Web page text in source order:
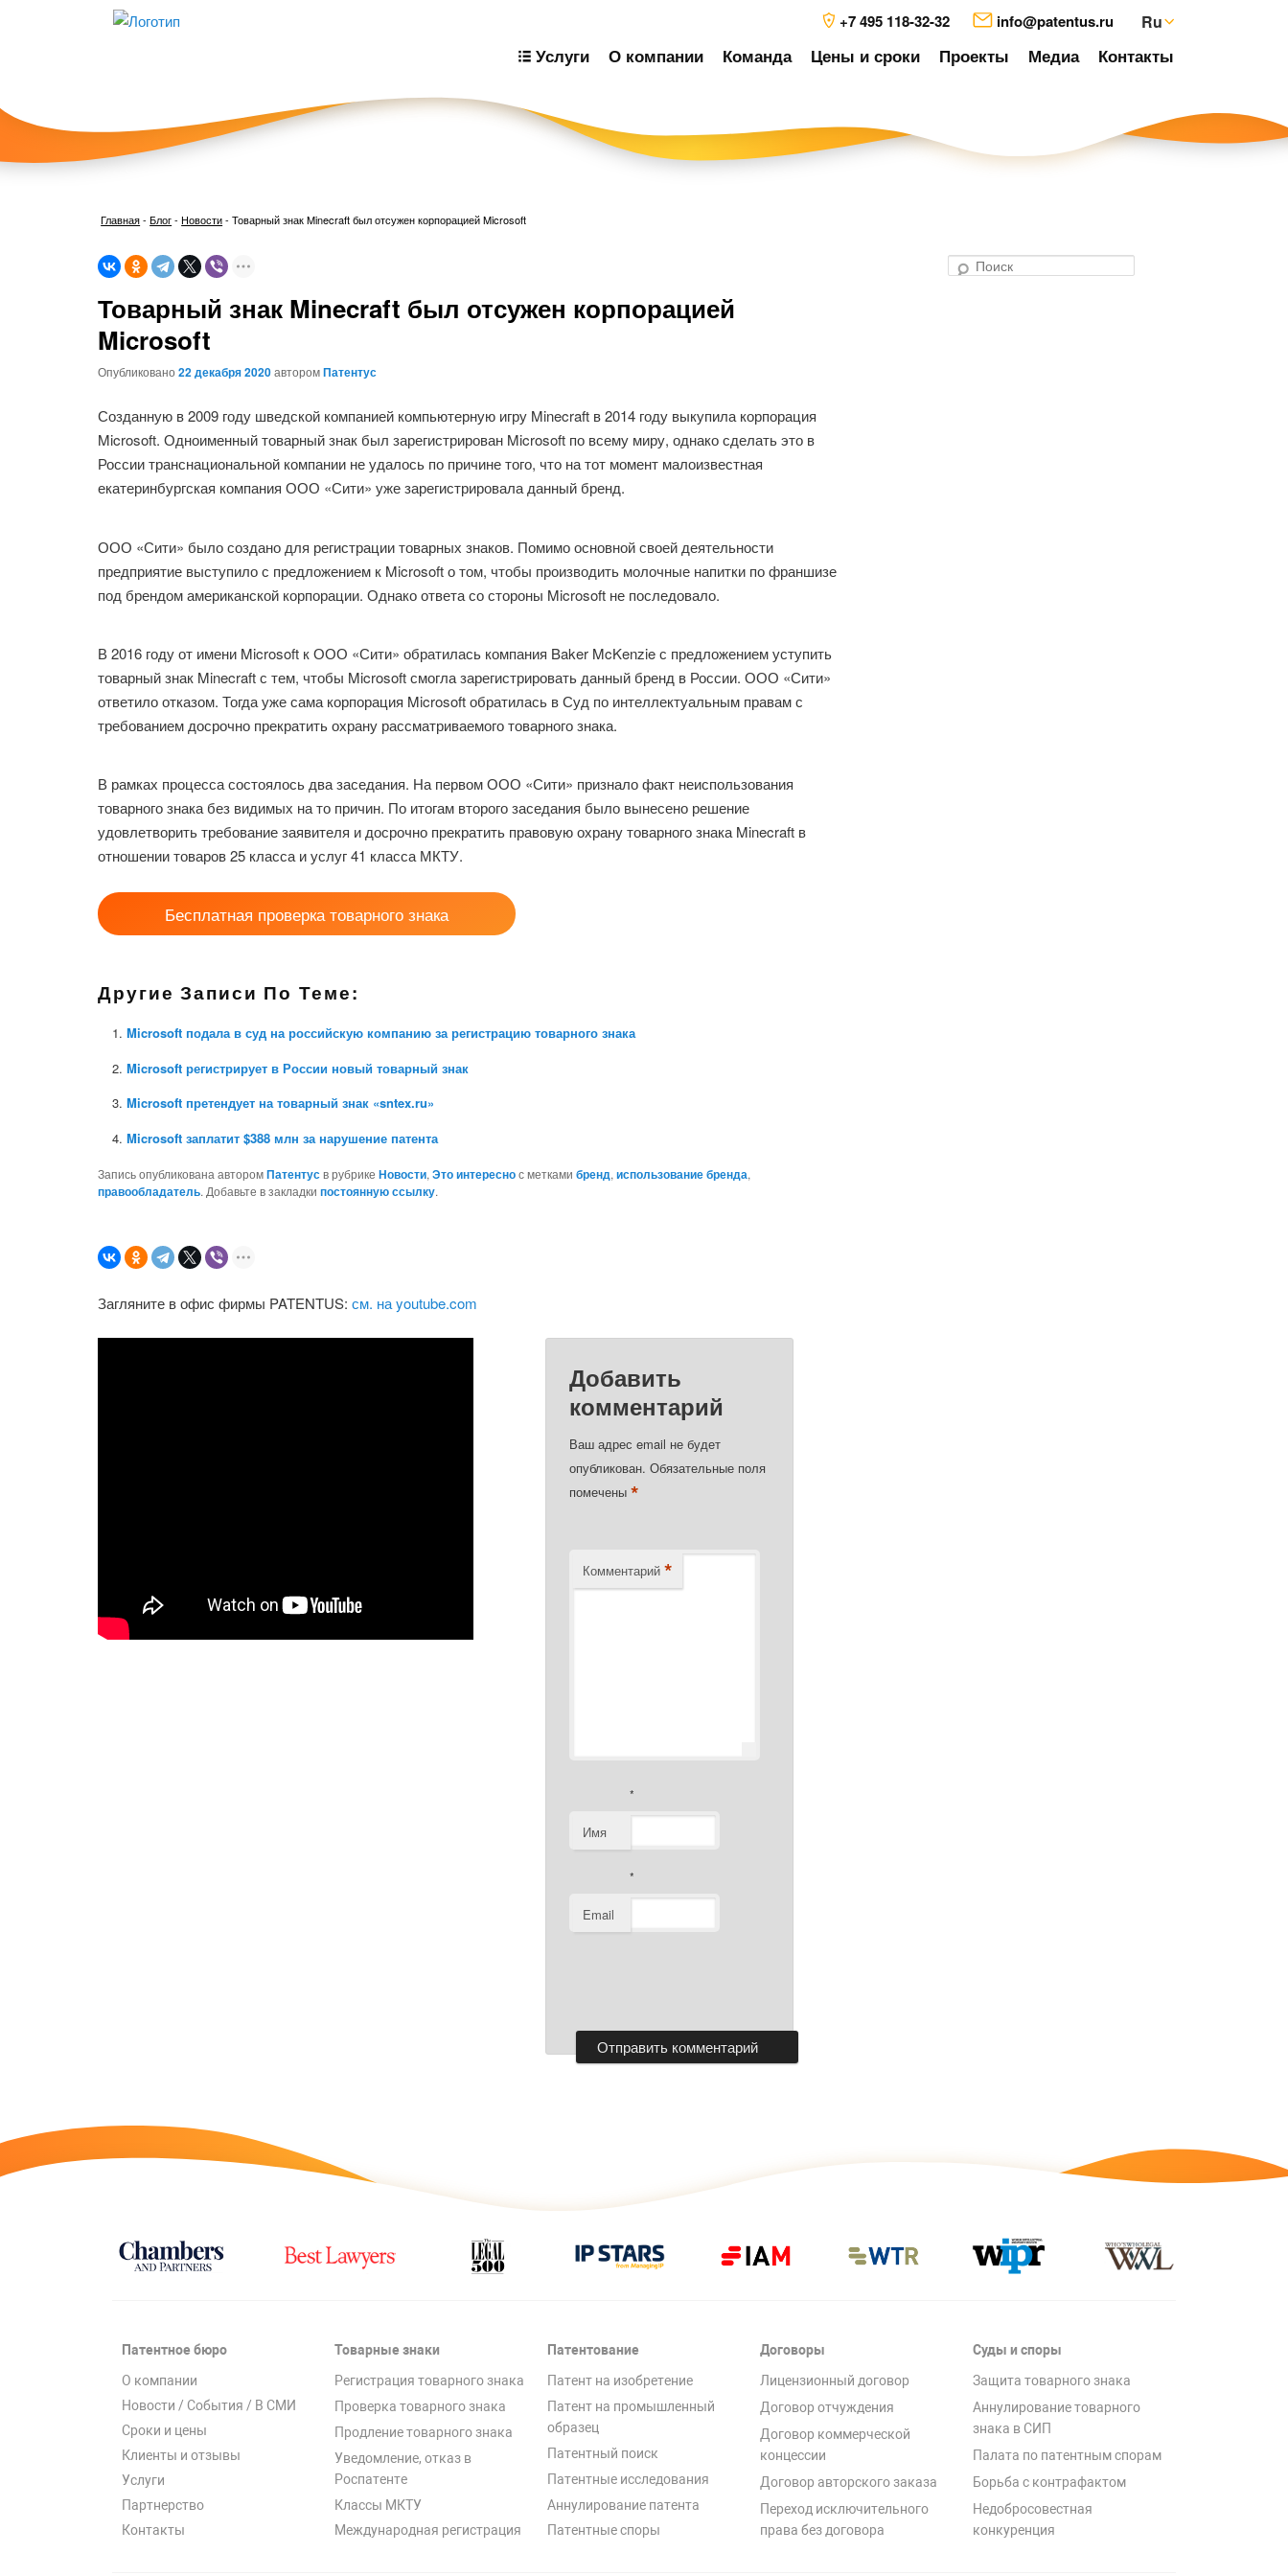
+7 495 118-32-32 info@patentus.ru Ru
Услуги О компании Команда Цены и сроки Проекты Медиа Контакты
Главная-Блог- Новости- Товарный знак Minecraft был отсужен корпорацией Microsoft
Товарный знак Minecraft был отсужен корпорацией
Microsoft
Опубликовано22 декабря 2020авторомПатентус
Созданную в 2009 году шведской компанией компьютерную игру Minecraft в 2014 году выкупила корпорация
Microsoft. Одноименный товарный знак был зарегистрирован Microsoft по всему миру, однако сделать это в
России транснациональной компании не удалось по причине того, что на тот момент малоизвестная
екатеринбургская компания ООО «Сити» уже зарегистрировала данный бренд.
ООО «Сити» было создано для регистрации товарных знаков. Помимо основной своей деятельности
предприятие выступило с предложением к Microsoft о том, чтобы производить молочные напитки по франшизе
под брендом американской корпорации. Однако ответа со стороны Microsoft не последовало.
В 2016 году от имени Microsoft к ООО «Сити» обратилась компания Baker McKenzie с предложением уступить
товарный знак Minecraft с тем, чтобы Microsoft смогла зарегистрировать данный бренд в России. ООО «Сити»
ответило отказом. Тогда уже сама корпорация Microsoft обратилась в Суд по интеллектуальным правам с
требованием досрочно прекратить охрану рассматриваемого товарного знака.
В рамках процесса состоялось два заседания. На первом ООО «Сити» признало факт неиспользования
товарного знака без видимых на то причин. По итогам второго заседания было вынесено решение
удовлетворить требование заявителя и досрочно прекратить правовую охрану товарного знака Minecraft в
отношении товаров 25 класса и услуг 41 класса МКТУ.
Бесплатная проверка товарного знака
Другие Записи По Теме:
Microsoft подала в суд на российскую компанию за регистрацию товарного знака
Microsoft регистрирует в России новый товарный знак
Microsoft претендует на товарный знак «sntex.ru»
Microsoft заплатит $388 млн за нарушение патента
Запись опубликована авторомПатентусв рубрикеНовости,Это интереснос меткамибренд,использование бренда,
правообладатель. Добавьте в закладкипостоянную ссылку.
Загляните в офис фирмы PATENTUS:см. на youtube.com
Добавить
комментарий
Ваш адрес email не будет
опубликован. Обязательные поля
помечены*
Комментарий *
Имя
*
Email
*
Патентное бюро
О компании
Новости / События / В СМИ
Сроки и цены
Клиенты и отзывы
Услуги
Партнерство
Контакты
Товарные знаки
Регистрация товарного знака
Проверка товарного знака
Продление товарного знака
Уведомление, отказ в
Роспатенте
Классы МКТУ
Международная регистрация
Патентование
Патент на изобретение
Патент на промышленный
образец
Патентный поиск
Патентные исследования
Аннулирование патента
Патентные споры
Договоры
Лицензионный договор
Договор отчуждения
Договор коммерческой
концессии
Договор авторского заказа
Переход исключительного
права без договора
Суды и споры
Защита товарного знака
Аннулирование товарного
знака в СИП
Палата по патентным спорам
Борьба с контрафактом
Недобросовестная
конкуренция